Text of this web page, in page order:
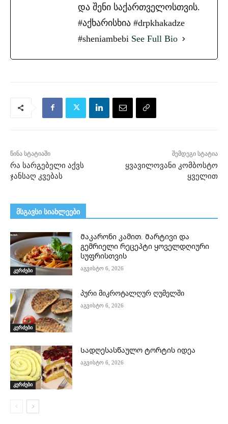
და შენი საქართველოსთვის.
#აქხარისხია #drpkhakadze
#sheniambebi See Full Bio
წინა სტატიაში
რა სარგებელი აქვს
ჯანსაღ კვებას
შემდეგი სტატია
ყვავილოვანი კომბოსტო
ყველით
მსგავსი სიახლეები
კერძები
Მაკარონი კამით. Მარტივი და
გემრიელი რეცეპტი ყოველდღიური
სუფრისთვის
აგვისტო 6, 2026
კერძები
პური მიკროტალღურ ღუმელში
აგვისტო 6, 2026
კერძები
Სადღესასწაულო ტორტის იდეა
აგვისტო 6, 2026